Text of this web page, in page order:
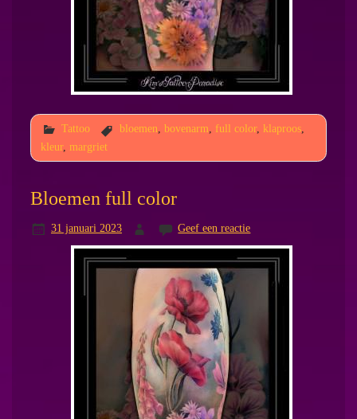
Tattoo bloemen, bovenarm, full color, klaproos,
kleur, margriet
Bloemen full color
31 januari 2023 Geef een reactie